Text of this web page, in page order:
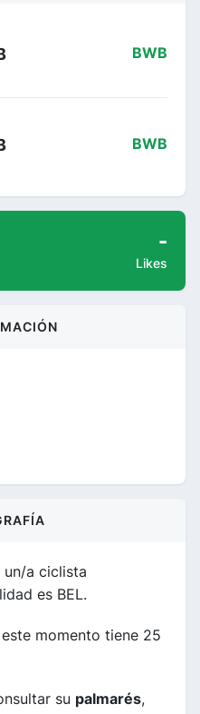
BWB
BWB
-
Likes
un/a ciclista
es BEL.
momento tiene 25
su palmarés,